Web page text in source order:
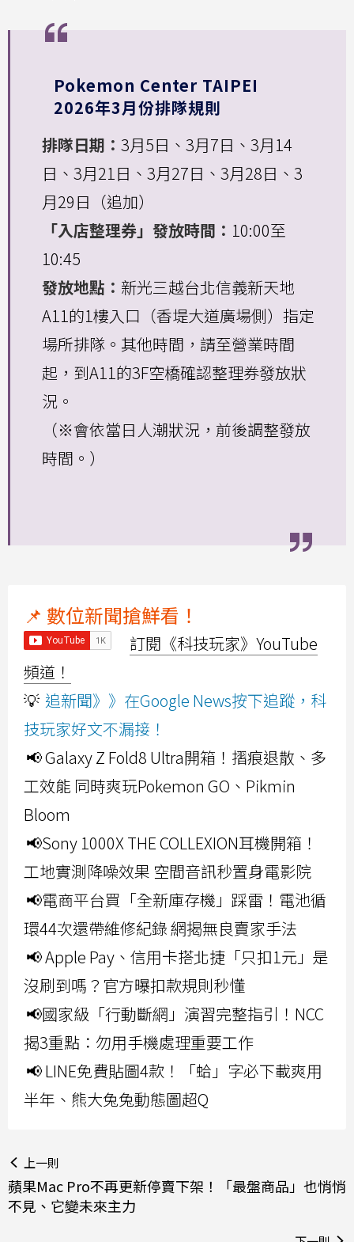
Pokemon Center TAIPEI
2026年3月份排隊規則
排隊日期： 3月5日、3月7日、3月14
日、3月21日、3月27日、3月28日、3
月29日（追加）
「入店整理券」發放時間： 10:00至
10:45
發放地點： 新光三越台北信義新天地
A11的1樓入口（香堤大道廣場側）指定
場所排隊。其他時間，請至營業時間
起，到A11的3F空橋確認整理券發放狀
況。
（※會依當日人潮狀況，前後調整發放
時間。）
📌 數位新聞搶鮮看！
訂閱《科技玩家》YouTube
頻道！
💡 追新聞》》在Google News按下追蹤，科
技玩家好文不漏接！
📢 Galaxy Z Fold8 Ultra開箱！摺痕退散、多
工效能 同時爽玩Pokemon GO、Pikmin
Bloom
📢Sony 1000X THE COLLEXION耳機開箱！
工地實測降噪效果 空間音訊秒置身電影院
📢電商平台買「全新庫存機」踩雷！電池循
環44次還帶維修紀錄 網揭無良賣家手法
📢 Apple Pay、信用卡搭北捷「只扣1元」是
沒刷到嗎？官方曝扣款規則秒懂
📢國家級「行動斷網」演習完整指引！NCC
揭3重點：勿用手機處理重要工作
📢 LINE免費貼圖4款！「蛤」字必下載爽用
半年、熊大兔兔動態圖超Q
上一則
蘋果Mac Pro不再更新停賣下架！「最盤商品」也悄悄
不見、它變未來主力